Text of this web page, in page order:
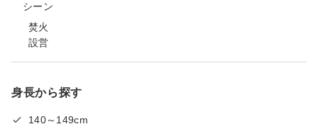
シーン
焚火
設営
身長から探す
140～149cm